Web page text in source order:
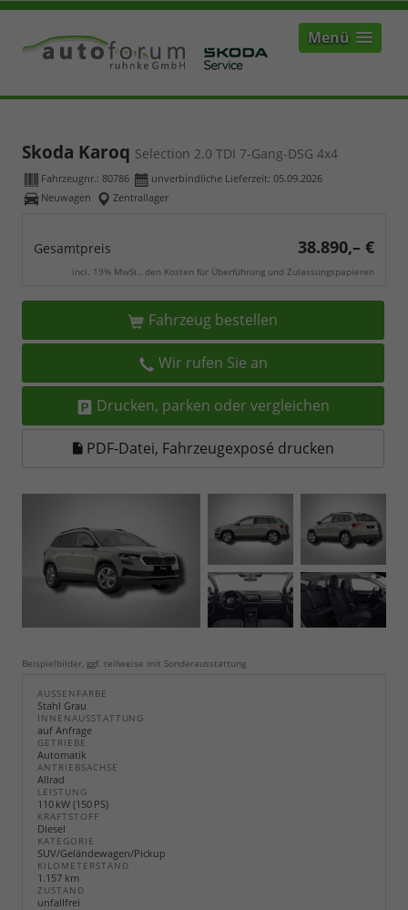
Menü
Skoda Karoq Selection 2.0 TDI 7-Gang-DSG 4x4
Fahrzeugnr.: 80786 unverbindliche Lieferzeit: 05.09.2026
Neuwagen
Zentrallager
Gesamtpreis 38.890,– €
incl. 19% MwSt., den Kosten für Überführung und Zulassungspapieren
Fahrzeug bestellen
Wir rufen Sie an
Drucken, parken oder vergleichen
PDF-Datei, Fahrzeugexposé drucken
Beispielbilder, ggf. teilweise mit Sonderausstattung
AUSSENFARBE
Stahl Grau
INNENAUSSTATTUNG
auf Anfrage
GETRIEBE
Automatik
ANTRIEBSACHSE
Allrad
LEISTUNG
110 kW (150 PS)
KRAFTSTOFF
Diesel
KATEGORIE
SUV/Geländewagen/Pickup
KILOMETERSTAND
1.157 km
ZUSTAND
unfallfrei